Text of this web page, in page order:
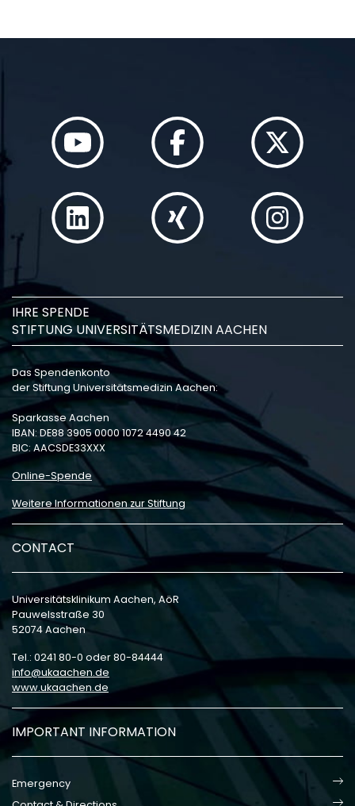
IHRE SPENDE
STIFTUNG UNIVERSITÄTSMEDIZIN AACHEN
Das Spendenkonto
der Stiftung Universitätsmedizin Aachen:
Sparkasse Aachen
IBAN: DE88 3905 0000 1072 4490 42
BIC: AACSDE33XXX
Online-Spende
Weitere Informationen zur Stiftung
CONTACT
Universitätsklinikum Aachen, AöR
Pauwelsstraße 30
52074 Aachen
Tel.: 0241 80-0 oder 80-84444
info
ukaachen de
www.ukaachen.de
IMPORTANT INFORMATION
Emergency